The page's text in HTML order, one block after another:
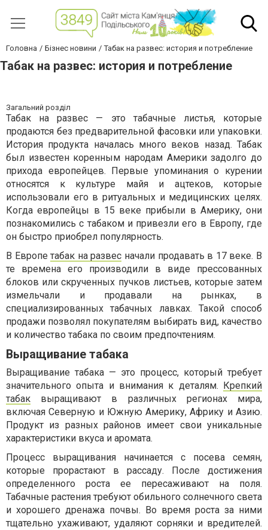
Головна Бізнес новини Табак на развес: история и потребление
Табак на развес: история и потребление
Загальний розділ
Табак на развес — это табачные листья, которые
продаются без предварительной фасовки или упаковки.
История продукта началась много веков назад. Табак
был известен коренным народам Америки задолго до
прихода европейцев. Первые упоминания о курении
относятся к культуре майя и ацтеков, которые
использовали его в ритуальных и медицинских целях.
Когда европейцы в 15 веке прибыли в Америку, они
познакомились с табаком и привезли его в Европу, где
он быстро приобрел популярность.
В Европетабак на развес начали продавать в 17 веке. В
те времена его производили в виде прессованных
блоков или скрученных пучков листьев, которые затем
измельчали и продавали на рынках, в
специализированных табачных лавках. Такой способ
продажи позволял покупателям выбирать вид, качество
и количество табака по своим предпочтениям.
Выращивание табака
Выращивание табака — это процесс, который требует
значительного опыта и внимания к деталям. Крепкий
табак выращивают в различных регионах мира,
включая Северную и Южную Америку, Африку и Азию.
Продукт из разных районов имеет свои уникальные
характеристики вкуса и аромата.
Процесс выращивания начинается с посева семян,
которые прорастают в рассаду. После достижения
определенного роста ее пересаживают на поля.
Табачные растения требуют обильного солнечного света
и хорошего дренажа почвы. Во время роста за ними
тщательно ухаживают, удаляют сорняки и вредителей.